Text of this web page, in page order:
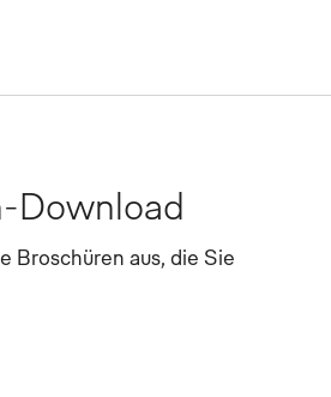
Download
Broschüren aus, die Sie